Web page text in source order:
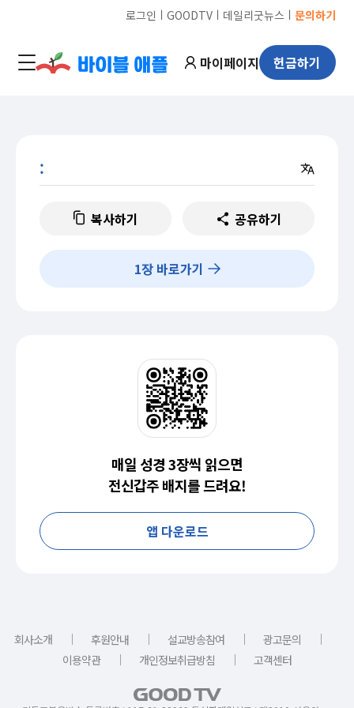
로그인 ㅣ GOODTVㅣ 데일리굿뉴스 ㅣ 문의하기
마이페이지 헌금하기
:
복사하기 공유하기
1장 바로가기
매일 성경 3장씩 읽으면
전신갑주 배지를 드려요!
앱 다운로드
회사소개 ｜ 후원안내 ｜ 설교방송참여 ｜ 광고문의
｜
이용약관
｜ 개인정보취급방침 ｜ 고객센터